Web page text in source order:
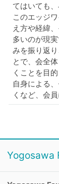
てはいても
このエッジ
え方や経緯
多いのが現
みを振り返
とで、会全
くことを目
自身による
くなど、会
Yogosawa